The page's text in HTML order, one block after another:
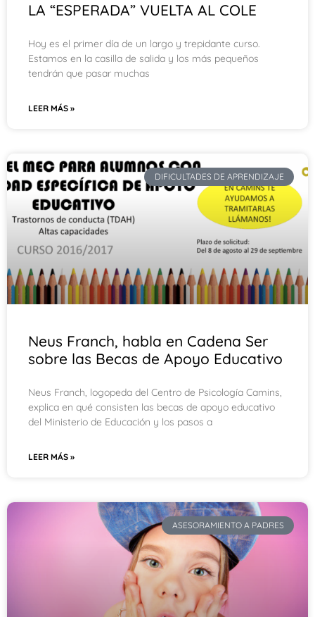
LA “ESPERADA” VUELTA AL COLE
Hoy es el primer día de un largo y trepidante curso.
Estamos en la casilla de salida y los más pequeños
tendrán que pasar muchas
LEER MÁS »
DIFICULTADES DE APRENDIZAJE
Neus Franch, habla en Cadena Ser
sobre las Becas de Apoyo Educativo
Neus Franch, logopeda del Centro de Psicología Camins,
explica en qué consisten las becas de apoyo educativo
del Ministerio de Educación y los pasos a
LEER MÁS »
ASESORAMIENTO A PADRES